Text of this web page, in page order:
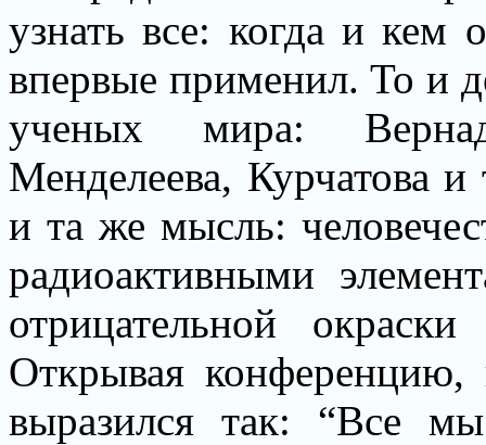
узнать все: когда и кем
впервые применил. То и
ученых мира:
Менделеева, Курчатова
и та же мысль:
радиоактивными
отрицательной
Открывая
выразился так: “Все